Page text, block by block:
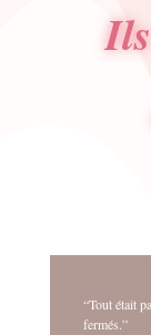
“Tout était
fermés.”